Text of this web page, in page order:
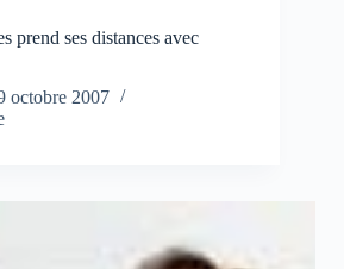
prend ses distances avec
octobre 2007